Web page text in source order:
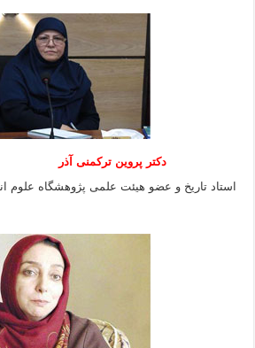
دکتر پروین ترکمنی آذر
استاد تاریخ و عضو هیئت علمی پژوهشگاه علوم